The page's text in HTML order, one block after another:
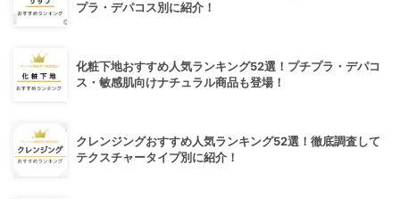
プラ・デパコス別に紹介！
化粧下地おすすめ人気ランキング52選！プチプラ・デパコ
ス・敏感肌向けナチュラル商品も登場！
クレンジングおすすめ人気ランキング52選！徹底調査して
テクスチャータイプ別に紹介！